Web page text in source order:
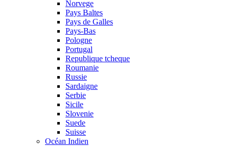
Norvege
Pays Baltes
Pays de Galles
Pays-Bas
Pologne
Portugal
Republique tcheque
Roumanie
Russie
Sardaigne
Serbie
Sicile
Slovenie
Suede
Suisse
Océan Indien